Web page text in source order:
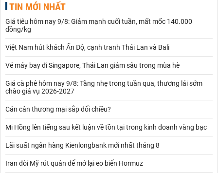
TIN MỚI NHẤT
Giá tiêu hôm nay 9/8: Giảm mạnh cuối tuần, mất mốc 140.000
đồng/kg
Việt Nam hút khách Ấn Độ, cạnh tranh Thái Lan và Bali
Vé máy bay đi Singapore, Thái Lan giảm sâu trong mùa hè
Giá cà phê hôm nay 9/8: Tăng nhẹ trong tuần qua, thương lái sớm
chào giá vụ 2026-2027
Cán cân thương mại sắp đổi chiều?
Mi Hồng lên tiếng sau kết luận về tồn tại trong kinh doanh vàng bạc
Lãi suất ngân hàng Kienlongbank mới nhất tháng 8
Iran đòi Mỹ rút quân để mở lại eo biển Hormuz